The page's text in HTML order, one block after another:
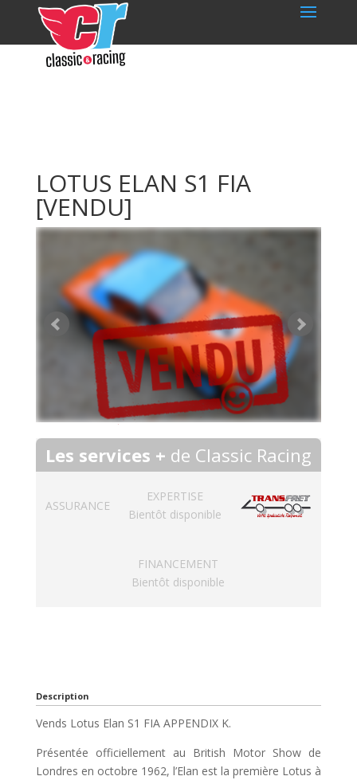
LOTUS ELAN S1 FIA
[VENDU]
Les services + de Classic Racing
ASSURANCE
EXPERTISE
Bientôt disponible
FINANCEMENT
Bientôt disponible
Description
Vends Lotus Elan S1 FIA APPENDIX K.
Présentée officiellement au British Motor Show de
Londres en octobre 1962, l’Elan est la première Lotus à